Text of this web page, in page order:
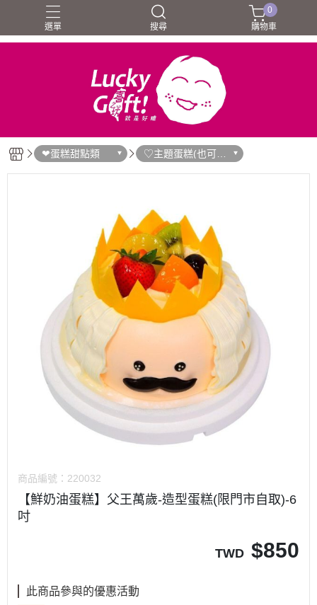
選單 搜尋
0
購物車
❤蛋糕甜點類
♡主題蛋糕(也可直
接門市訂購)
商品編號： 220032
【鮮奶油蛋糕】父王萬歲-造型蛋糕(限門市自取)-6
吋
TWD $850
此商品參與的優惠活動